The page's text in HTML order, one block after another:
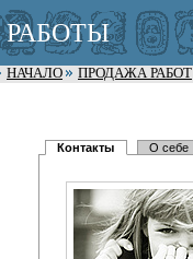
РАБОТЫ
НАЧАЛО ПРОДАЖА РАБОТ
Контакты О себе